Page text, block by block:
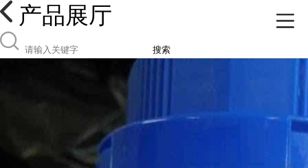
产品展厅
搜索